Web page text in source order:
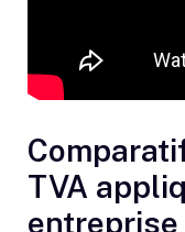
TVA
entreprise